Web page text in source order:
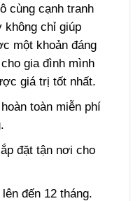
cùng cạnh tranh
chỉ giúp
một khoản đáng
gia đình mình
giá trị tốt nhất.
toàn miễn phí
đặt tận nơi cho
đến 12 tháng.